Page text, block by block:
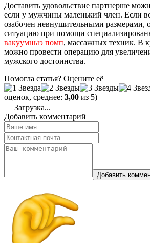
Доставить удовольствие партнерше
если у мужчины маленький член. Если
озабочен невнушительными размерами,
ситуацию при помощи
вакуумныэ помп, массажных техник. В
можно провести операцию для
мужского достоинства.
Помогла статья? Оцените её
оценок, среднее: 3,00 из 5)
Загрузка...
Добавить комментарий
Добавить